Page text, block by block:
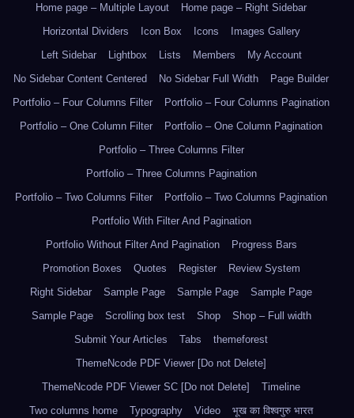
Home page – Multiple Layout
Home page – Right Sidebar
Horizontal Dividers
Icon Box Icons
Images Gallery
Left Sidebar
Lightbox Lists Members
My Account
No Sidebar Content Centered
No Sidebar Full Width
Page Builder
Portfolio – Four Columns Filter
Portfolio – Four Columns Pagination
Portfolio – One Column Filter
Portfolio – One Column Pagination
Portfolio – Three Columns Filter
Portfolio – Three Columns Pagination
Portfolio – Two Columns Filter
Portfolio – Two Columns Pagination
Portfolio With Filter And Pagination
Portfolio Without Filter And Pagination
Progress Bars
Promotion Boxes
Quotes Register
Review System
Right Sidebar
Sample Page Sample Page
Sample Page
Sample Page
Scrolling box test Shop
Shop – Full width
Submit Your Articles
Tabs
themeforest
ThemeNcode PDF Viewer [Do not Delete]
ThemeNcode PDF Viewer SC [Do not Delete]
Timeline
Two columns home
Typography Video भूख का विश्वगुरु भारत